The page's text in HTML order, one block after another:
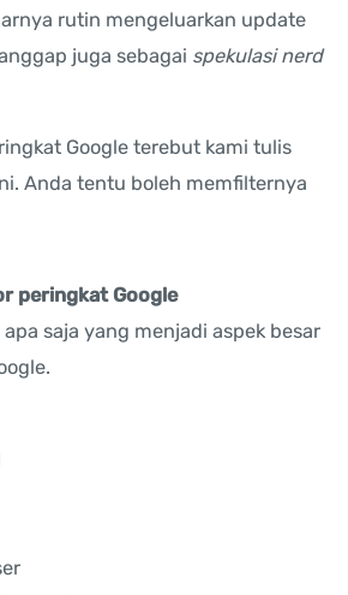
rutin mengeluarkan update
juga sebagai spekulasi nerd
Google terebut kami tulis
Anda tentu boleh memfilternya
peringkat Google
saja yang menjadi aspek besar